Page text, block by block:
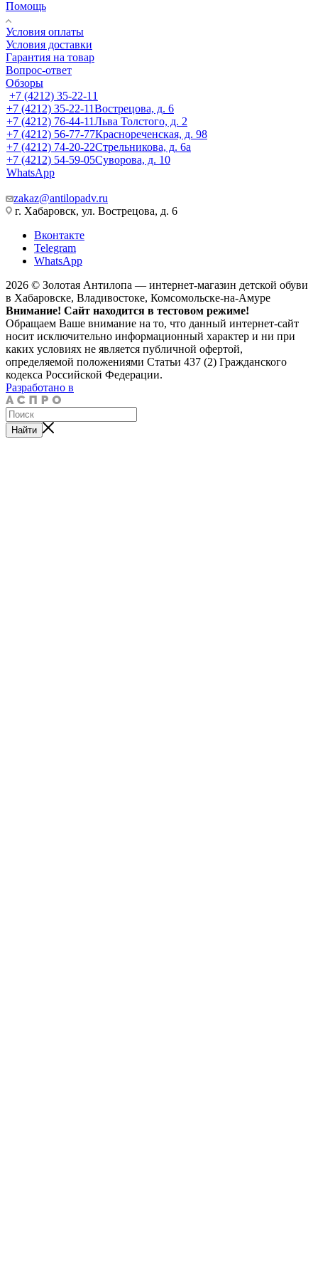
Помощь
Условия оплаты
Условия доставки
Гарантия на товар
Вопрос-ответ
Обзоры
+7 (4212) 35-22-11
+7 (4212) 35-22-11Вострецова, д. 6
+7 (4212) 76-44-11Льва Толстого, д. 2
+7 (4212) 56-77-77Краснореченская, д. 98
+7 (4212) 74-20-22Стрельникова, д. 6а
+7 (4212) 54-59-05Суворова, д. 10
WhatsApp
zakaz@antilopadv.ru
г. Хабаровск, ул. Вострецова, д. 6
Вконтакте
Telegram
WhatsApp
2026 © Золотая Антилопа — интернет-магазин детской обуви
в Хабаровске, Владивостоке, Комсомольске-на-Амуре
Внимание! Сайт находится в тестовом режиме!
Обращаем Ваше внимание на то, что данный интернет-сайт
носит исключительно информационный характер и ни при
каких условиях не является публичной офертой,
определяемой положениями Статьи 437 (2) Гражданского
кодекса Российской Федерации.
Разработано в
Найти